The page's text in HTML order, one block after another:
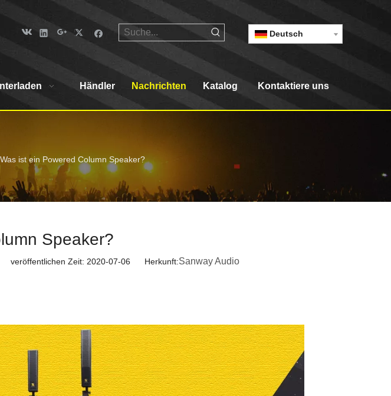
Deutsch
Händler Nachrichten Katalog Kontaktiere uns
Was ist ein Powered Column Speaker?
Speaker?
veröffentlichen Zeit: 2020-07-06 Herkunft:Sanway Audio